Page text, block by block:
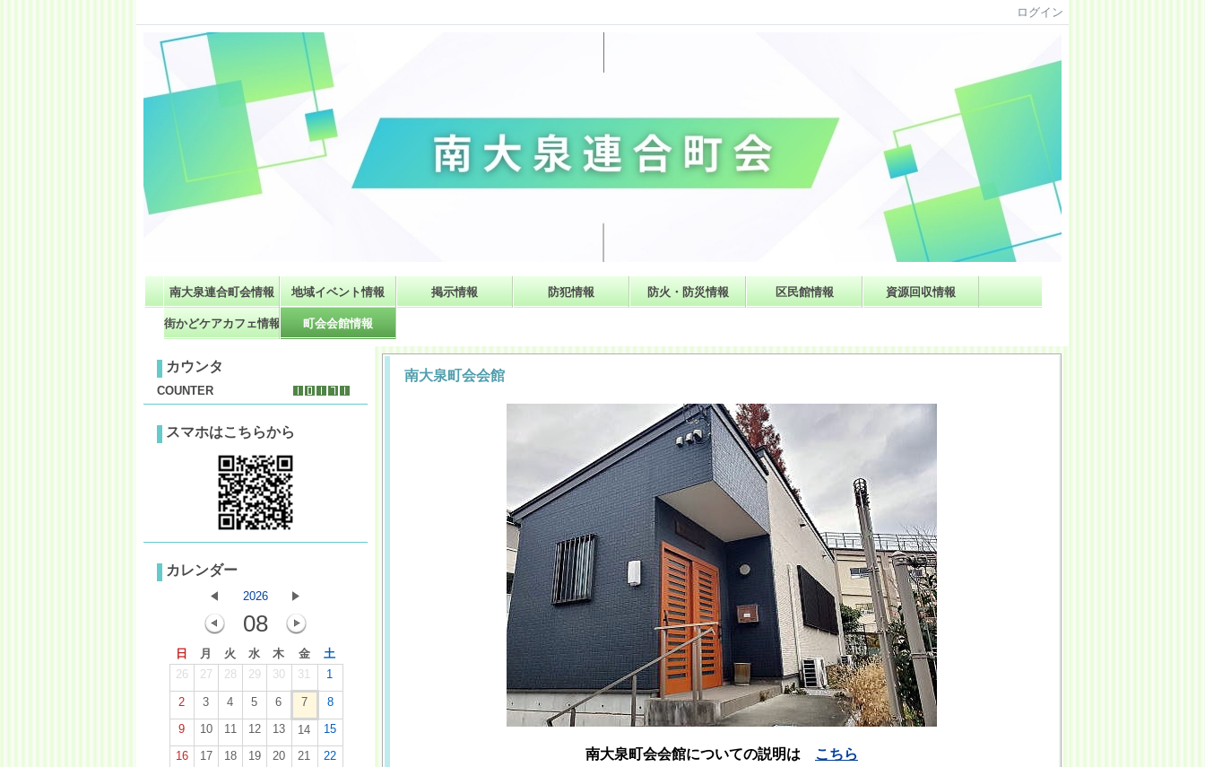
ログイン
南大泉連合町会情報 地域イベント情報 掲示情報 防犯情報 防火・防災情報 区民館情報 資源回収情報
街かどケアカフェ情報 町会会館情報
カウンタ
COUNTER
スマホはこちらから
カレンダー
2026
08
日 月 火 水 木 金
土
26
27 28 29 30 31 1
2 3 4 5 6 7
8
9
10 11 12 13 14
15
16
17 18 19 20 21
22
南大泉町会会館
南大泉町会会館についての説明は こちら